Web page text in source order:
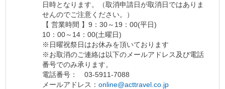
日時となります。（取消申請日が取消日ではありま
せんのでご注意ください。）
【 営業時間 】9：30～19：00(平日)
10：00～14：00(土曜日)
※日曜祝祭日はお休みを頂いております
※お取消のご連絡は以下のメールアドレス及び電話
番号でのみ承ります。
電話番号： 03-5911-7088
メールアドレス： online@acttravel.co.jp